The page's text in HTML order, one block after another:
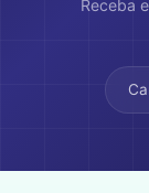
Receba